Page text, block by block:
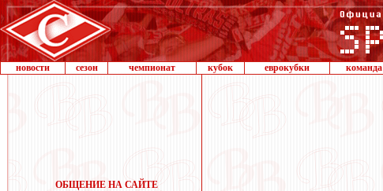
новости сезон чемпионат кубок еврокубки команда
ОБЩЕНИЕ НА САЙТЕ